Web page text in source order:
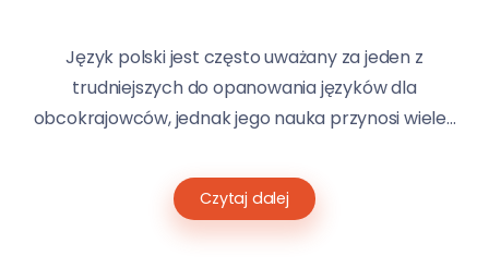
Język polski jest często uważany za jeden z
trudniejszych do opanowania języków dla
obcokrajowców, jednak jego nauka przynosi wiele...
Czytaj dalej